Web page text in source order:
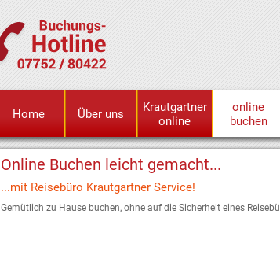
Home Über uns
Krautgartner
online
online
buchen
Online Buchen leicht gemacht...
...mit Reisebüro Krautgartner Service!
Gemütlich zu Hause buchen, ohne auf die Sicherheit eines